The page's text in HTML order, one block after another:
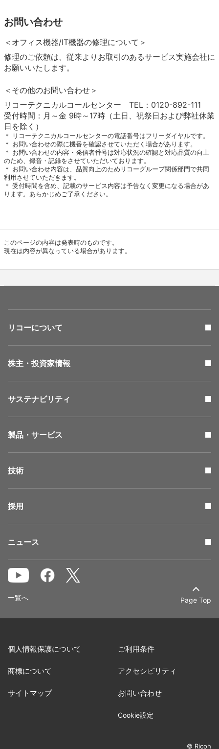
お問い合わせ
＜オフィス機器/IT機器の修理について＞
修理のご依頼は、従来よりお取引のあるサービス実施会社に
お願いいたします。
＜その他のお問い合わせ＞
リコーテクニカルコールセンター TEL：0120-892-111
受付時間：月～金 9時～17時（土日、祝祭日および弊社休業
日を除く）
＊ リコーテクニカルコールセンターの電話番号はフリーダイヤルです。
＊ お問い合わせの際に機番を確認させていただく場合があります。
＊ お問い合わせの内容・発信者番号は対応状況の確認と対応品質の向上
のため、録音・記録をさせていただいております。
＊ お問い合わせ内容は、品質向上のためリコーグループ関係部門で共同
利用させていただきます。
＊ 受付時間を含め、記載のサービス内容は予告なく変更になる場合があ
ります。あらかじめご了承ください。
このページの内容は発表時のものです。
現在は内容が異なっている場合があります。
リコーについて
株主・投資家情報
サステナビリティ
製品・サービス
技術
採用
ニュース
Page Top
一覧へ
個人情報保護について ご利用条件
商標について アクセシビリティ
サイトマップ お問い合わせ
Cookie設定
© Ricoh